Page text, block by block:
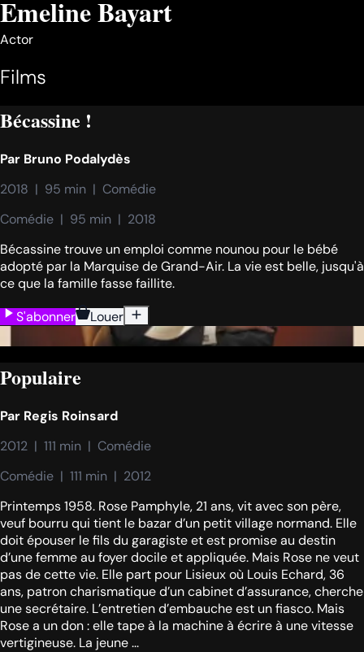
Emeline Bayart
Actor
Films
Bécassine !
Par Bruno Podalydès
2018  |  95 min  |  Comédie
Comédie  |  95 min  |  2018
Bécassine trouve un emploi comme nounou pour le bébé
adopté par la Marquise de Grand-Air. La vie est belle, jusqu'à
ce que la famille fasse faillite.
S'abonner
Louer
Populaire
Par Regis Roinsard
2012  |  111 min  |  Comédie
Comédie  |  111 min  |  2012
Printemps 1958. Rose Pamphyle, 21 ans, vit avec son père,
veuf bourru qui tient le bazar d’un petit village normand. Elle
doit épouser le fils du garagiste et est promise au destin
d’une femme au foyer docile et appliquée. Mais Rose ne veut
pas de cette vie. Elle part pour Lisieux où Louis Echard, 36
ans, patron charismatique d’un cabinet d’assurance, cherche
une secrétaire. L’entretien d’embauche est un fiasco. Mais
Rose a un don : elle tape à la machine à écrire à une vitesse
vertigineuse. La jeune ...